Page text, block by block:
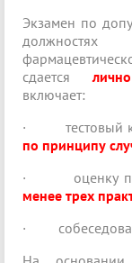
Экзамен по
сдаетсялично
включает:
· тестовый
по принципу
· оценку
менее трех
·